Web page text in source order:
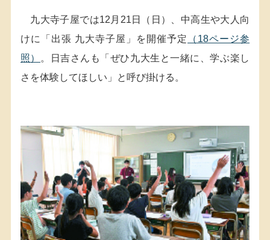
九大寺子屋では12月21日（日）、中高生や大人向
けに「出張 九大寺子屋」を開催予定
（18ページ参
照）
。日吉さんも「ぜひ九大生と一緒に、学ぶ楽し
さを体験してほしい」と呼び掛ける。